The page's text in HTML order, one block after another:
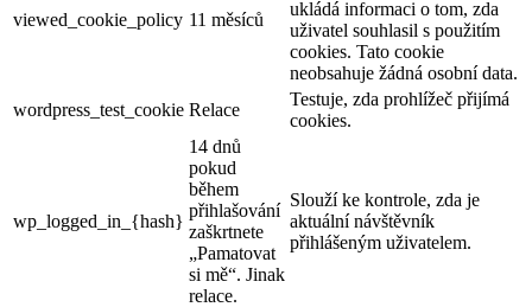
viewed_cookie_policy 11 měsíců
ukládá informaci o tom, zda
uživatel souhlasil s použitím
cookies. Tato cookie
neobsahuje žádná osobní data.
wordpress_test_cookie Relace
Testuje, zda prohlížeč přijímá
cookies.
wp_logged_in_{hash}
14 dnů
pokud
během
přihlašování
zaškrtnete
„Pamatovat
si mě“. Jinak
relace.
Slouží ke kontrole, zda je
aktuální návštěvník
přihlášeným uživatelem.